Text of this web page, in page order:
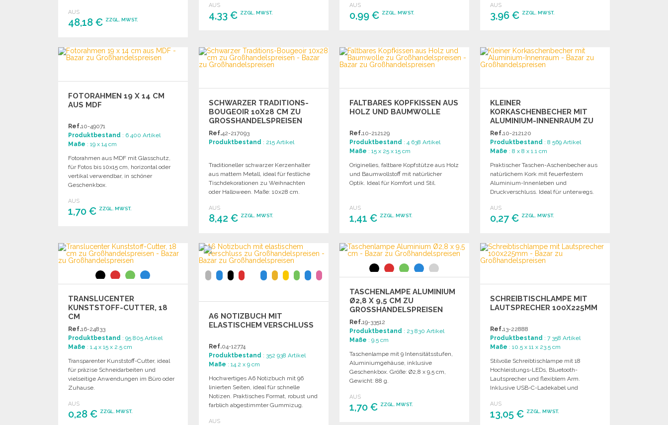
AUS
48,18 € ZZGL. MWST.
Angebot anfordern
AUS
4,33 € ZZGL. MWST.
Angebot anfordern
AUS
0,99 € ZZGL. MWST.
Angebot anfordern
AUS
3,96 € ZZGL. MWST.
Angebot anfordern
FOTORAHMEN 19 X 14 CM
AUS MDF
Ref.10-49071
Produktbestand : 6 400 Artikel
Maße : 19 x 14 cm
Fotorahmen aus MDF mit Glasschutz,
für Fotos bis 10x15 cm, horizontal oder
vertikal verwendbar, in schöner
Geschenkbox.
AUS
1,70 € ZZGL. MWST.
Angebot anfordern
SCHWARZER TRADITIONS-
BOUGEOIR 10X28 CM ZU
GROSSHANDELSPREISEN
Ref.42-217093
Produktbestand : 215 Artikel
Traditioneller schwarzer Kerzenhalter
aus mattem Metall, ideal für festliche
Tischdekorationen zu Weihnachten
oder Halloween. Maße: 10x28 cm.
AUS
8,42 € ZZGL. MWST.
Angebot anfordern
FALTBARES KOPFKISSEN AUS
HOLZ UND BAUMWOLLE
Ref.10-212129
Produktbestand : 4 638 Artikel
Maße : 15 x 25 x 15 cm
Originelles, faltbare Kopfstütze aus Holz
und Baumwollstoff mit natürlicher
Optik. Ideal für Komfort und Stil.
AUS
1,41 € ZZGL. MWST.
Angebot anfordern
KLEINER
KORKASCHENBECHER MIT
ALUMINIUM-INNENRAUM ZU
GROSSHANDELSPREISEN
Ref.10-212120
Produktbestand : 8 569 Artikel
Maße : 8 x 8 x 1.1 cm
Praktischer Taschen-Aschenbecher aus
natürlichem Kork mit feuerfestem
Aluminium-Innenleben und
Druckverschluss. Ideal für unterwegs.
AUS
0,27 € ZZGL. MWST.
Angebot anfordern
TRANSLUCENTER
KUNSTSTOFF-CUTTER, 18
CM
Ref.16-24833
Produktbestand : 95 805 Artikel
Maße : 1.4 x 15 x 2.5 cm
Transparenter Kunststoff-Cutter, ideal
für präzise Schneidarbeiten und
vielseitige Anwendungen im Büro oder
Zuhause.
AUS
0,28 € ZZGL. MWST.
A6 NOTIZBUCH MIT
ELASTISCHEM VERSCHLUSS
Ref.04-12774
Produktbestand : 352 938 Artikel
Maße : 14.2 x 9 cm
Hochwertiges A6 Notizbuch mit 96
linierten Seiten, ideal für schnelle
Notizen. Praktisches Format, robust und
farblich abgestimmter Gummizug.
AUS
TASCHENLAMPE ALUMINIUM
Ø2,8 X 9,5 CM ZU
GROSSHANDELSPREISEN
Ref.19-33512
Produktbestand : 23 830 Artikel
Maße : 9.5 cm
Taschenlampe mit 9 Intensitätsstufen,
Aluminiumgehäuse, inklusive
Geschenkbox. Größe: Ø2,8 x 9,5 cm,
Gewicht: 88 g.
AUS
1,70 € ZZGL. MWST.
SCHREIBTISCHLAMPE MIT
LAUTSPRECHER 100X225MM
Ref.13-22888
Produktbestand : 7 358 Artikel
Maße : 10.5 x 11 x 23.5 cm
Stilvolle Schreibtischlampe mit 18
Hochleistungs-LEDs, Bluetooth-
Lautsprecher und flexiblem Arm.
Inklusive USB-C-Ladekabel und
AUS
13,05 € ZZGL. MWST.